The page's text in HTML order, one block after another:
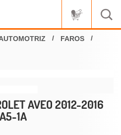
FAROS
AVEO 2012-2016
1A